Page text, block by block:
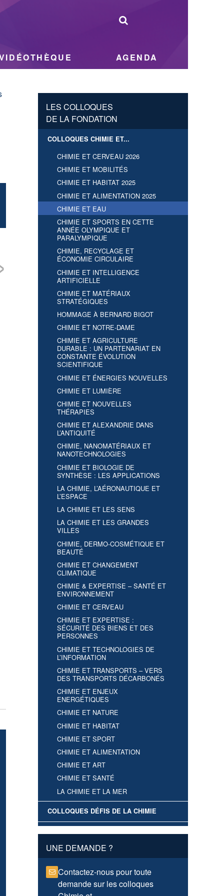
AGENDA
la ressource
Actions concrètes de
réduction des
prélèvements d’eaux
industrielles – Patrick
RENCK
Des stations
LES COLLOQUES
DE LA FONDATION
COLLOQUES CHIMIE ET...
CHIMIE ET CERVEAU 2026
CHIMIE ET MOBILITÉS
CHIMIE ET HABITAT 2025
CHIMIE ET ALIMENTATION 2025
CHIMIE ET EAU
CHIMIE ET SPORTS EN CETTE
ANNÉE OLYMPIQUE ET
PARALYMPIQUE
CHIMIE, RECYCLAGE ET
ÉCONOMIE CIRCULAIRE
CHIMIE ET INTELLIGENCE
ARTIFICIELLE
CHIMIE ET MATÉRIAUX
STRATÉGIQUES
HOMMAGE À BERNARD BIGOT
CHIMIE ET NOTRE-DAME
CHIMIE ET AGRICULTURE
DURABLE : UN PARTENARIAT EN
CONSTANTE ÉVOLUTION
SCIENTIFIQUE
CHIMIE ET ÉNERGIES NOUVELLES
CHIMIE ET LUMIÈRE
CHIMIE ET NOUVELLES
THÉRAPIES
CHIMIE ET ALEXANDRIE DANS
L’ANTIQUITÉ
CHIMIE, NANOMATÉRIAUX ET
NANOTECHNOLOGIES
CHIMIE ET BIOLOGIE DE
SYNTHÈSE : LES APPLICATIONS
LA CHIMIE, L’AÉRONAUTIQUE ET
L’ESPACE
LA CHIMIE ET LES SENS
LA CHIMIE ET LES GRANDES
VILLES
CHIMIE, DERMO-COSMÉTIQUE ET
BEAUTÉ
CHIMIE ET CHANGEMENT
CLIMATIQUE
CHIMIE & EXPERTISE – SANTÉ ET
ENVIRONNEMENT
CHIMIE ET CERVEAU
CHIMIE ET EXPERTISE :
SÉCURITÉ DES BIENS ET DES
PERSONNES
CHIMIE ET TECHNOLOGIES DE
L’INFORMATION
CHIMIE ET TRANSPORTS – VERS
DES TRANSPORTS DÉCARBONÉS
CHIMIE ET ENJEUX
ENERGÉTIQUES
CHIMIE ET NATURE
CHIMIE ET HABITAT
CHIMIE ET SPORT
CHIMIE ET ALIMENTATION
CHIMIE ET ART
CHIMIE ET SANTÉ
LA CHIMIE ET LA MER
COLLOQUES DÉFIS DE LA CHIMIE
UNE DEMANDE ?
Contactez-nous pour toute
demande sur les colloques